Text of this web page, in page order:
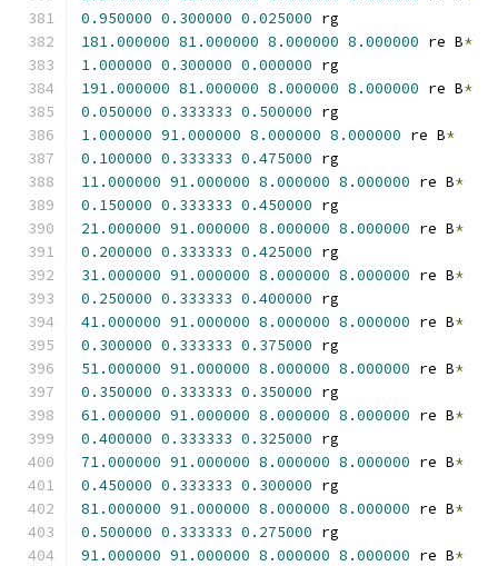
0.950000 0.300000 0.025000 rg
181.000000 81.000000 8.000000 8.000000 re B*
1.000000 0.300000 0.000000 rg
191.000000 81.000000 8.000000 8.000000 re B*
0.050000 0.333333 0.500000 rg
1.000000 91.000000 8.000000 8.000000 re B*
0.100000 0.333333 0.475000 rg
11.000000 91.000000 8.000000 8.000000 re B*
0.150000 0.333333 0.450000 rg
21.000000 91.000000 8.000000 8.000000 re B*
0.200000 0.333333 0.425000 rg
31.000000 91.000000 8.000000 8.000000 re B*
0.250000 0.333333 0.400000 rg
41.000000 91.000000 8.000000 8.000000 re B*
0.300000 0.333333 0.375000 rg
51.000000 91.000000 8.000000 8.000000 re B*
0.350000 0.333333 0.350000 rg
61.000000 91.000000 8.000000 8.000000 re B*
0.400000 0.333333 0.325000 rg
71.000000 91.000000 8.000000 8.000000 re B*
0.450000 0.333333 0.300000 rg
81.000000 91.000000 8.000000 8.000000 re B*
0.500000 0.333333 0.275000 rg
91.000000 91.000000 8.000000 8.000000 re B*